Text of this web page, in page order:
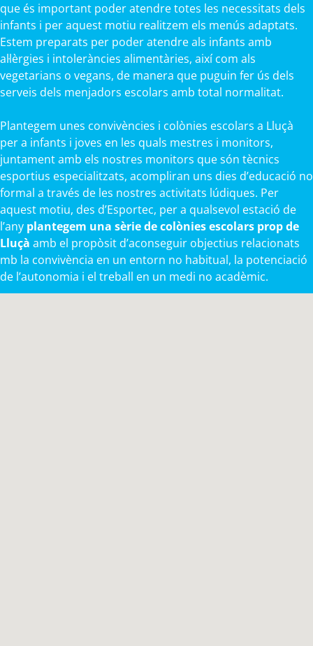
que és important poder atendre totes les necessitats dels
infants i per aquest motiu realitzem els menús adaptats.
Estem preparats per poder atendre als infants amb
al·lèrgies i intoleràncies alimentàries, així com als
vegetarians o vegans, de manera que puguin fer ús dels
serveis dels menjadors escolars amb total normalitat.
Plantegem unes convivències i colònies escolars a Lluçà
per a infants i joves en les quals mestres i monitors,
juntament amb els nostres monitors que són tècnics
esportius especialitzats, acompliran uns dies d’educació no
formal a través de les nostres activitats lúdiques. Per
aquest motiu, des d’Esportec, per a qualsevol estació de
l’any plantegem una sèrie de colònies escolars prop de
Lluçà amb el propòsit d’aconseguir objectius relacionats
mb la convivència en un entorn no habitual, la potenciació
de l’autonomia i el treball en un medi no acadèmic.